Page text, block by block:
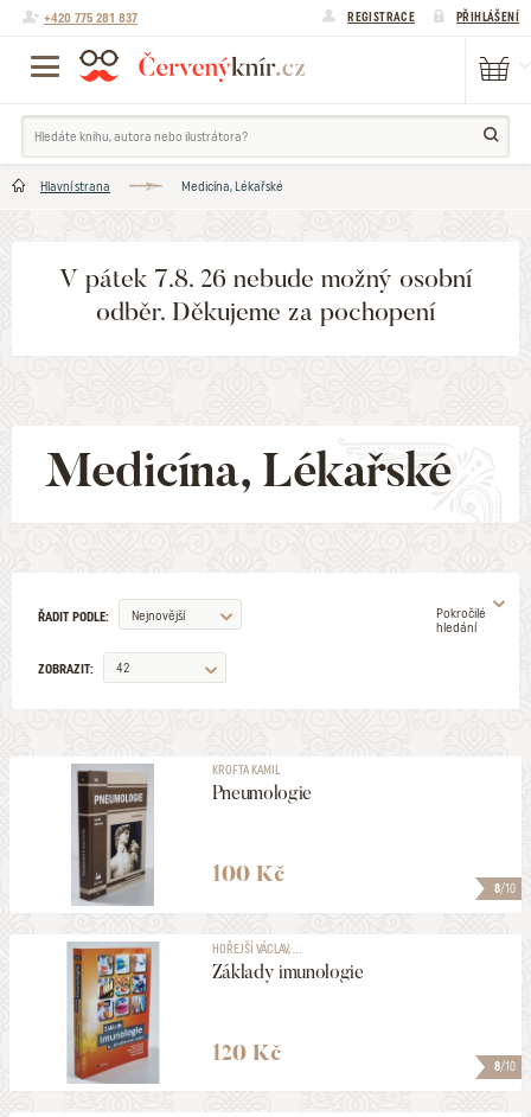
+420 775 281 837 REGISTRACE PŘIHLÁŠENÍ
Hlavní strana Medicína, Lékařské
V pátek 7.8. 26 nebude možný osobní
odběr. Děkujeme za pochopení
Medicína, Lékařské
Pokročilé
hledání
ŘADIT PODLE: Nejnovější
ZOBRAZIT: 42
PODEPSANÉ
8/10
KROFTA KAMIL
Pneumologie
100 Kč
8/10
HOŘEJŠÍ VÁCLAV, ...
Základy imunologie
120 Kč